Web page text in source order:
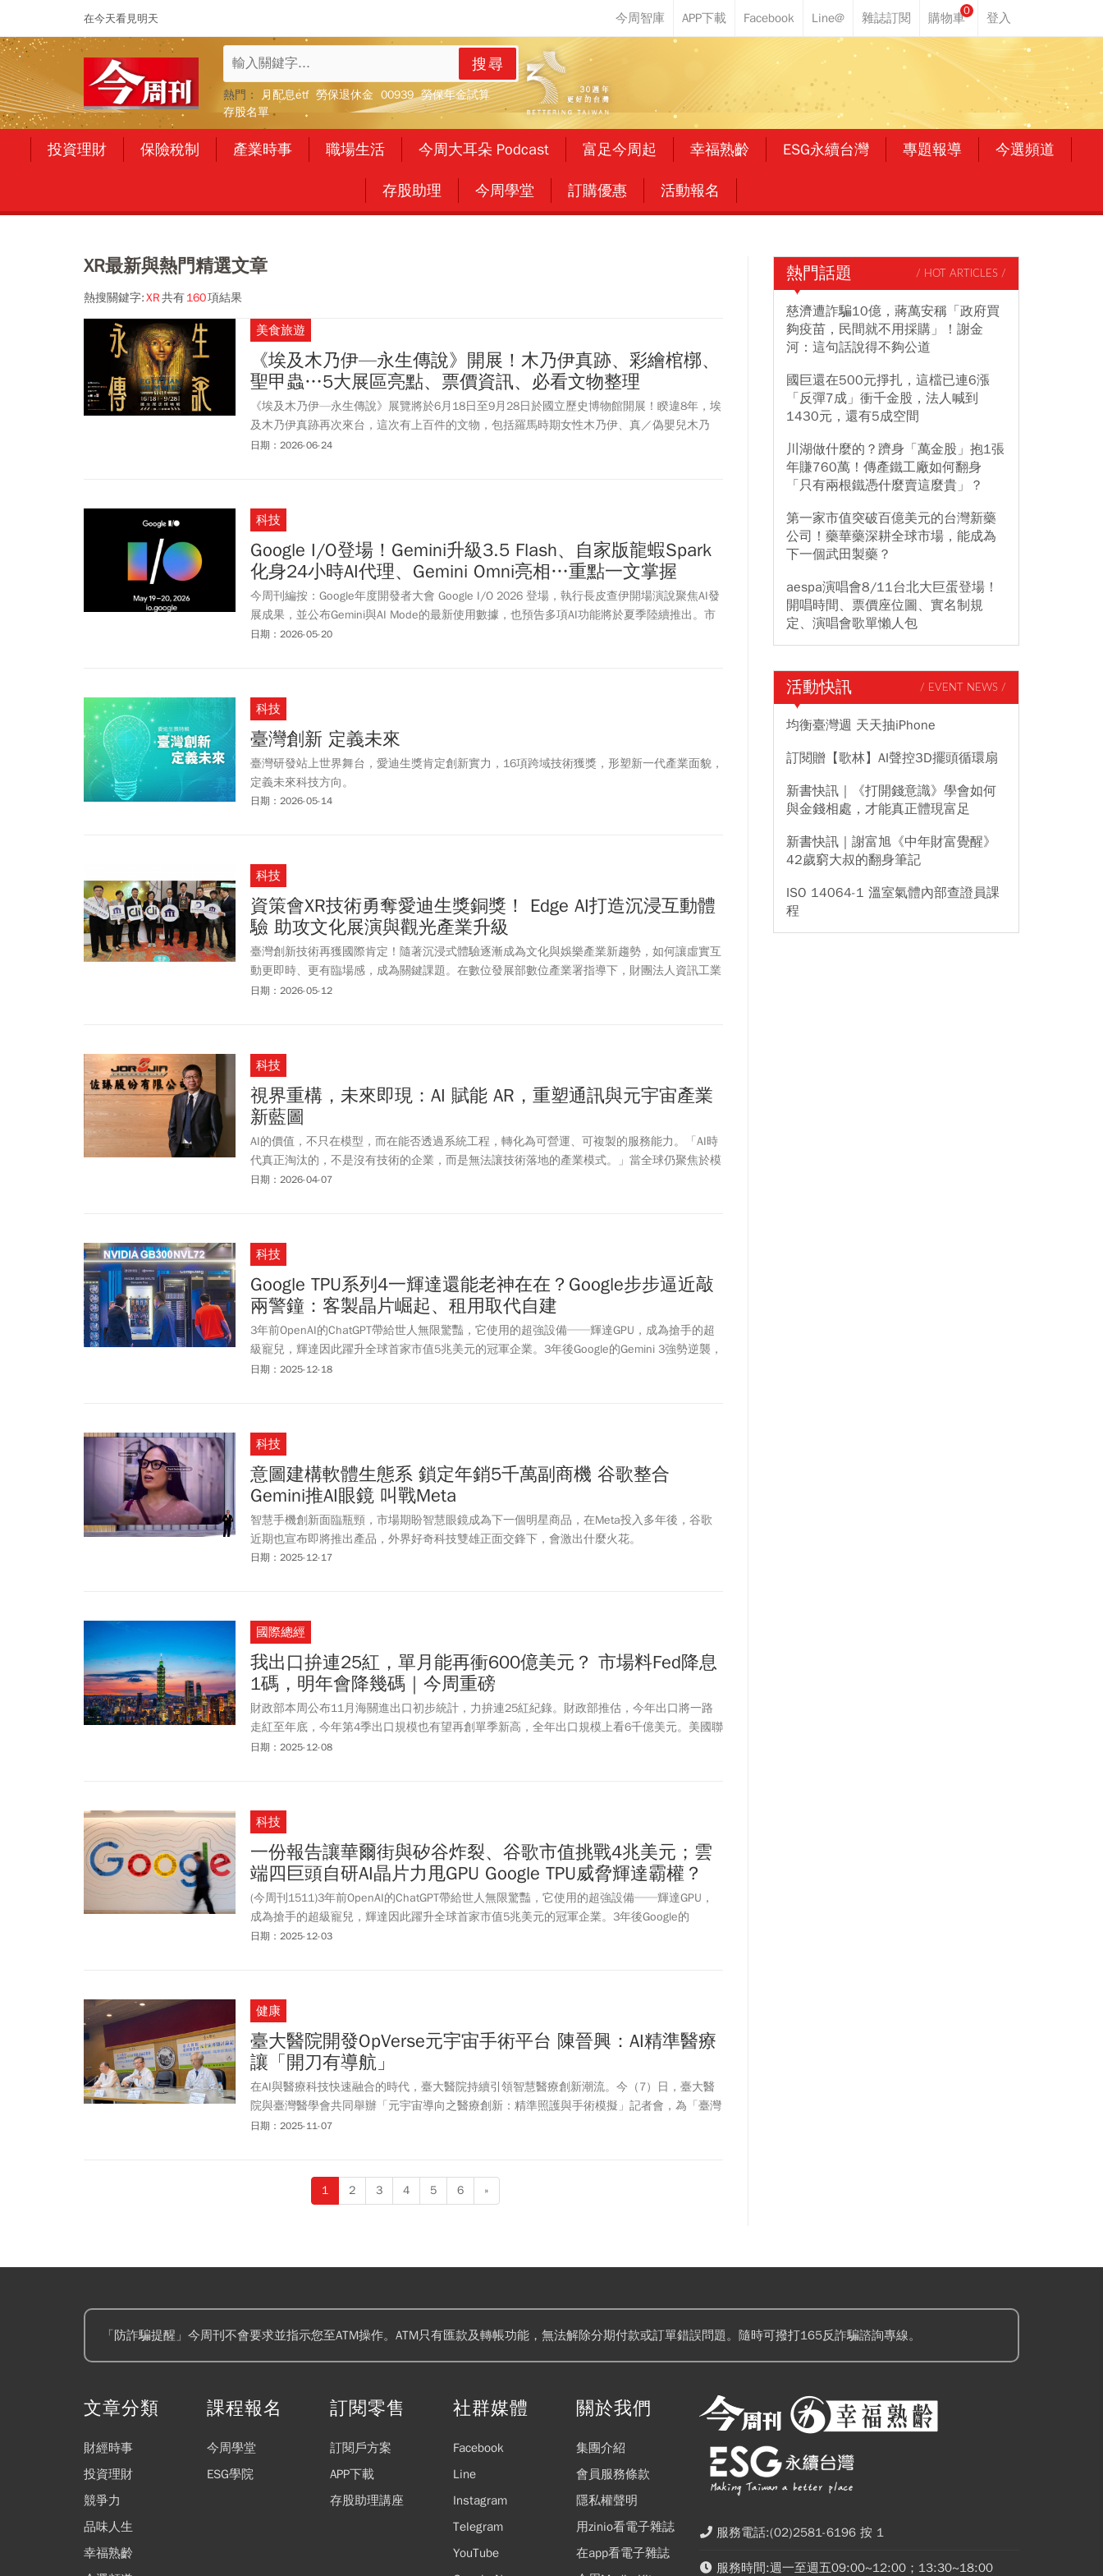
在今天看見明天
0
搜尋
熱門： 月配息etf 勞保退休金 00939 勞保年金試算
存股名單
投資理財 保險稅制 產業時事 職場生活 今周大耳朵 Podcast 富足今周起 幸福熟齡 ESG永續台灣 專題報導 今選頻道
存股助理 今周學堂 訂購優惠 活動報名
XR最新與熱門精選文章
熱搜關鍵字:XR共有160項結果
美食旅遊
《埃及木乃伊—永生傳說》開展！木乃伊真跡、彩繪棺槨、
聖甲蟲…5大展區亮點、票價資訊、必看文物整理
《埃及木乃伊—永生傳說》展覽將於6月18日至9月28日於國立歷史博物館開展！睽違8年，埃
及木乃伊真跡再次來台，這次有上百件的文物，包括羅馬時期女性木乃伊、真／偽嬰兒木乃
伊、女子喪葬莎草紙、亡者塔哈蕾特的卡諾皮克罐等。展覽預售票、展期票、雙展聯票以及講
日期：2026-06-24
科技
Google I/O登場！Gemini升級3.5 Flash、自家版龍蝦Spark
化身24小時AI代理、Gemini Omni亮相…重點一文掌握
今周刊編按：Google年度開發者大會 Google I/O 2026 登場，執行長皮查伊開場演說聚焦AI發
展成果，並公布Gemini與AI Mode的最新使用數據，也預告多項AI功能將於夏季陸續推出。市
場關注的另一項重點則是Google宣布將對Gemini全面升級，除了升級Gemini 3.5 Flash模型之
片、影片素材，而是整合各種元素，可透過文字與影片結合，替原本的影片增加新元素，也可
以做到修改圖片或影片裡的背景、角色或是特效等效果。此外，Google也正式揭曉Android XR
智慧眼鏡的完整資訊，由 Google、三星以及高通聯手打造，可以透過語音對Gemini下達指
令，來操控 App、導航、翻譯，預計在秋季正式推出，除了支援Android，也適用 iOS系統。詳
細Google年度開發者大會的重點，以下帶讀者一文了解。
日期：2026-05-20
科技
臺灣創新 定義未來
臺灣研發站上世界舞台，愛迪生獎肯定創新實力，16項跨域技術獲獎，形塑新一代產業面貌，
定義未來科技方向。
日期：2026-05-14
科技
資策會XR技術勇奪愛迪生獎銅獎！ Edge AI打造沉浸互動體
驗 助攻文化展演與觀光產業升級
臺灣創新技術再獲國際肯定！隨著沉浸式體驗逐漸成為文化與娛樂產業新趨勢，如何讓虛實互
動更即時、更有臨場感，成為關鍵課題。在數位發展部數位產業署指導下，財團法人資訊工業
策進會（資策會）研發「Edge AI 驅動之 XR 沉浸式互動通訊系統」（AI Edge-XR Fusion
力。
日期：2026-05-12
科技
視界重構，未來即現：AI 賦能 AR，重塑通訊與元宇宙產業
新藍圖
AI的價值，不只在模型，而在能否透過系統工程，轉化為可營運、可複製的服務能力。「AI時
代真正淘汰的，不是沒有技術的企業，而是無法讓技術落地的產業模式。」當全球仍聚焦於模
型能力與算力競賽時，一個更關鍵的問題正在浮現：為什麼多數AI應用仍停留在展示與試驗，
日期：2026-04-07
科技
Google TPU系列4一輝達還能老神在在？Google步步逼近敲
兩警鐘：客製晶片崛起、租用取代自建
3年前OpenAI的ChatGPT帶給世人無限驚豔，它使用的超強設備──輝達GPU，成為搶手的超
級寵兒，輝達因此躍升全球首家市值5兆美元的冠軍企業。3年後Google的Gemini 3強勢逆襲，
智力全面封頂，一舉超越ChatGPT，它彎道超車的引擎，竟是自家研發的TPU。不玩模型的輝
日期：2025-12-18
科技
意圖建構軟體生態系 鎖定年銷5千萬副商機 谷歌整合
Gemini推AI眼鏡 叫戰Meta
智慧手機創新面臨瓶頸，市場期盼智慧眼鏡成為下一個明星商品，在Meta投入多年後，谷歌
近期也宣布即將推出產品，外界好奇科技雙雄正面交鋒下，會激出什麼火花。
日期：2025-12-17
國際總經
我出口拚連25紅，單月能再衝600億美元？ 市場料Fed降息
1碼，明年會降幾碼｜今周重磅
財政部本周公布11月海關進出口初步統計，力拚連25紅紀錄。財政部推估，今年出口將一路
走紅至年底，今年第4季出口規模也有望再創單季新高，全年出口規模上看6千億美元。美國聯
準會(Fed)最新利率決策會議結果，預計台灣時間周三(12/11)凌晨揭曉，市場預期Fed將會調
日期：2025-12-08
科技
一份報告讓華爾街與矽谷炸裂、谷歌市值挑戰4兆美元；雲
端四巨頭自研AI晶片力甩GPU Google TPU威脅輝達霸權？
(今周刊1511)3年前OpenAI的ChatGPT帶給世人無限驚豔，它使用的超強設備──輝達GPU，
成為搶手的超級寵兒，輝達因此躍升全球首家市值5兆美元的冠軍企業。3年後Google的
Gemini 3強勢逆襲， 智力全面封頂，一舉超越ChatGPT，它彎道超車的引擎，竟是自家研發的
日期：2025-12-03
健康
臺大醫院開發OpVerse元宇宙手術平台 陳晉興：AI精準醫療
讓「開刀有導航」
在AI與醫療科技快速融合的時代，臺大醫院持續引領智慧醫療創新潮流。今（7）日，臺大醫
院與臺灣醫學會共同舉辦「元宇宙導向之醫療創新：精準照護與手術模擬」記者會，為「臺灣
醫學會第118屆總會暨2025臺灣醫學週、臺灣聯合醫學會學術演講會」揭開序幕。
日期：2025-11-07
1 2 3 4 5 6 »
熱門話題 / HOT ARTICLES /
慈濟遭詐騙10億，蔣萬安稱「政府買
夠疫苗，民間就不用採購」！謝金
河：這句話說得不夠公道
國巨還在500元掙扎，這檔已連6漲
「反彈7成」衝千金股，法人喊到
1430元，還有5成空間
川湖做什麼的？躋身「萬金股」抱1張
年賺760萬！傳產鐵工廠如何翻身
「只有兩根鐵憑什麼賣這麼貴」？
第一家市值突破百億美元的台灣新藥
公司！藥華藥深耕全球市場，能成為
下一個武田製藥？
aespa演唱會8/11台北大巨蛋登場！
開唱時間、票價座位圖、實名制規
定、演唱會歌單懶人包
活動快訊 / EVENT NEWS /
均衡臺灣週 天天抽iPhone
訂閱贈【歌林】AI聲控3D擺頭循環扇
新書快訊｜《打開錢意識》學會如何
與金錢相處，才能真正體現富足
新書快訊｜謝富旭《中年財富覺醒》
42歲窮大叔的翻身筆記
ISO 14064-1 溫室氣體內部查證員課
程
「防詐騙提醒」今周刊不會要求並指示您至ATM操作。ATM只有匯款及轉帳功能，無法解除分期付款或訂單錯誤問題。隨時可撥打165反詐騙諮詢專線。
文章分類
財經時事
投資理財
競爭力
品味人生
幸福熟齡
課程報名
今周學堂
ESG學院
訂閱零售
訂閱戶方案
APP下載
存股助理講座
社群媒體
Facebook
Line
Instagram
Telegram
YouTube
關於我們
集團介紹
會員服務條款
隱私權聲明
用zinio看電子雜誌
在app看電子雜誌
服務電話:(02)2581-6196 按 1
服務時間:週一至週五09:00~12:00；13:30~18:00